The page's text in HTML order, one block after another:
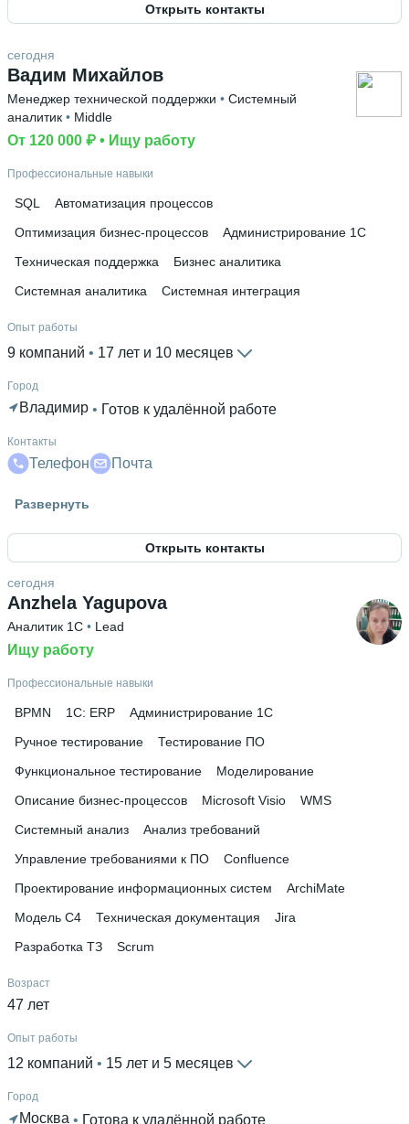
и анализ больших данных
Дополнительное образование
Финансовый университет при Правительстве Российской
Федерации, Москва
Открыть контакты
Вадим Михайлов
сегодня
Менеджер технической поддержки • Системный
аналитик • Middle
От 120 000 ₽ • Ищу работу
Профессиональные навыки
SQL
Автоматизация процессов
Оптимизация бизнес-процессов
Администрирование 1С
Техническая поддержка
Бизнес аналитика
Системная аналитика
Системная интеграция
Опыт работы
9 компаний 17 лет и 10 месяцев
Город
Владимир • Готов к удалённой работе
Контакты
Телефон Почта
Гражданство
Высшее образование
ВлГУ им. А. Г. и Н. Г. Столетовых
Информационных
технологий •
Дополнительное образование
Заочная школа Московского инженерно-физического
Развернуть
Открыть контакты
Anzhela Yagupova
сегодня
Аналитик 1С • Lead
Ищу работу
Профессиональные навыки
BPMN 1C: ERP
Администрирование 1С
Ручное тестирование
Тестирование ПО
Функциональное тестирование
Моделирование
Описание бизнес-процессов
Microsoft Visio
WMS
Системный анализ
Анализ требований
Управление требованиями к ПО
Confluence
Проектирование информационных систем
ArchiMate
Модель C4
Техническая документация
Jira
Разработка ТЗ
Scrum
Возраст
47 лет
Опыт работы
12 компаний 15 лет и 5 месяцев
Город
Москва • Готова к удалённой работе